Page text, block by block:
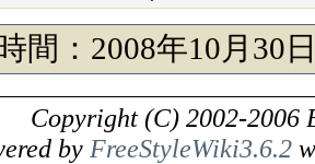
間：2008年10月30
Copyright (C) 2002-2006
by FreeStyleWiki3.6.2